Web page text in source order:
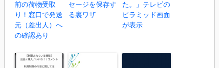
前の荷物受取
り！窓口で発送
元（差出人）へ
の確認あり
セージを保存す
る裏ワザ
た。」テレビの
ピラミッド画面
が表示